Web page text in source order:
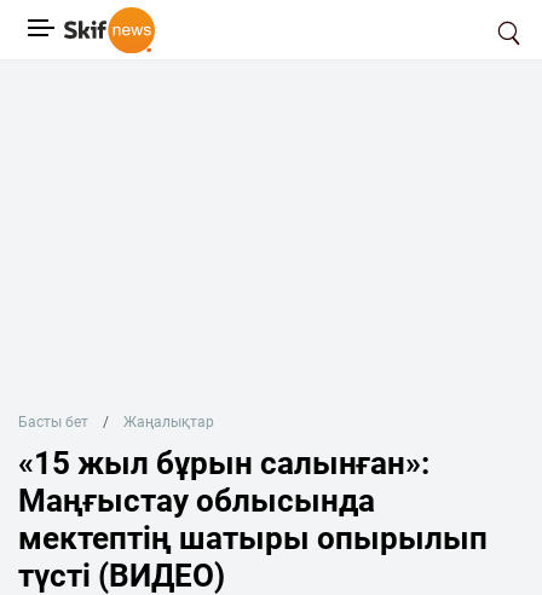
Басты бет Жаңалықтар
«15 жыл бұрын салынған»:
Маңғыстау облысында
мектептің шатыры опырылып
түсті (ВИДЕО)